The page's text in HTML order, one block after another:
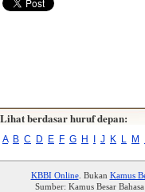
Lihat berdasar huruf depan:
A B C D E F G H J K L M
KBBI Online. Bukan Kamus
Sumber: Kamus Besar